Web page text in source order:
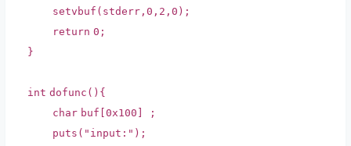
setvbuf(stderr,0,2,0);
return 0;
}
int dofunc(){
char buf[0x100] ;
puts( "input:" );